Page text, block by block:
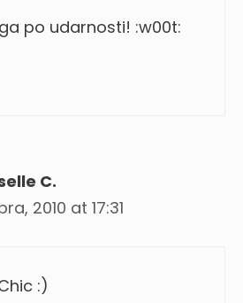
po udarnosti! :w00t:
C.
2010 at 17:31
:)